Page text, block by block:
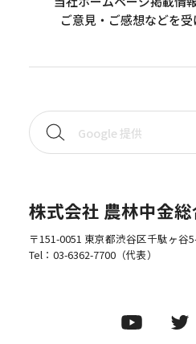
ご意見・ご感想などを受
株式会社 農林中金
〒151-0051 東京都渋谷区千駄ヶ谷
Tel： 03-6362-7700（代表）